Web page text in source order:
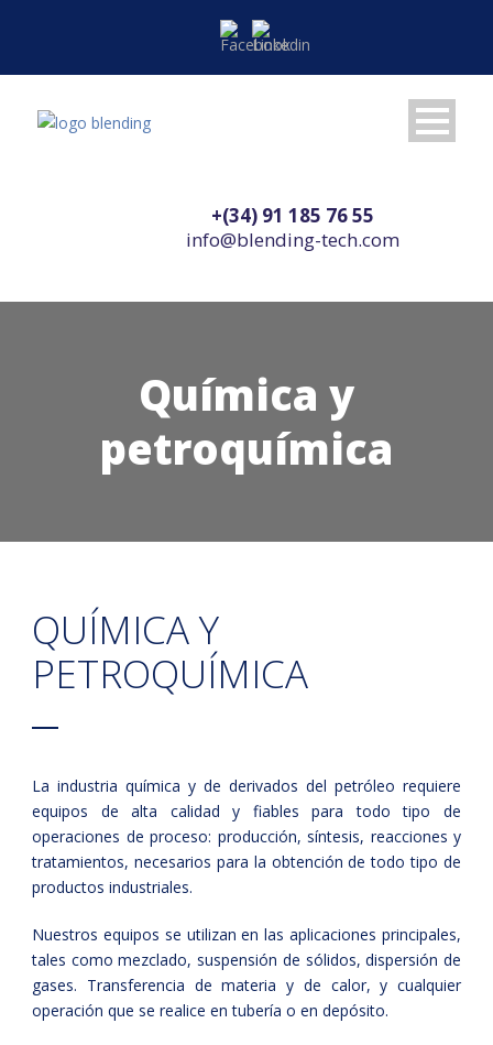
+(34) 91 185 76 55
info@blending-tech.com
Química y
petroquímica
QUÍMICA Y
PETROQUÍMICA
La industria química y de derivados del petróleo requiere
equipos de alta calidad y fiables para todo tipo de
operaciones de proceso: producción, síntesis, reacciones y
tratamientos, necesarios para la obtención de todo tipo de
productos industriales.
Nuestros equipos se utilizan en las aplicaciones principales,
tales como mezclado, suspensión de sólidos, dispersión de
gases. Transferencia de materia y de calor, y cualquier
operación que se realice en tubería o en depósito.